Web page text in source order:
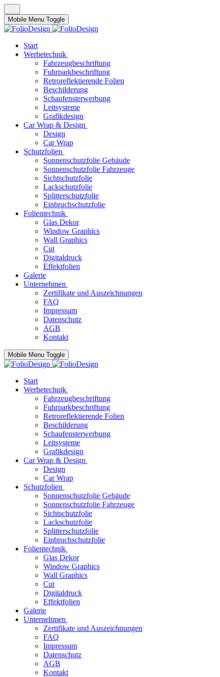
Mobile Menu Toggle
Start
Werbetechnik
Fahrzeugbeschriftung
Fuhrparkbeschriftung
Retroreflektierende Folien
Beschilderung
Schaufensterwerbung
Leitsysteme
Grafikdesign
Car Wrap & Design
Design
Car Wrap
Schutzfolien
Sonnenschutzfolie Gebäude
Sonnenschutzfolie Fahrzeuge
Sichtschutzfolie
Lackschutzfolie
Splitterschutzfolie
Einbruchschutzfolie
Folientechnik
Glas Dekor
Window Graphics
Wall Graphics
Cut
Digitaldruck
Effektfolien
Galerie
Unternehmen
Zertifikate und Auszeichnungen
FAQ
Impressum
Datenschutz
AGB
Kontakt
Mobile Menu Toggle
Start
Werbetechnik
Fahrzeugbeschriftung
Fuhrparkbeschriftung
Retroreflektierende Folien
Beschilderung
Schaufensterwerbung
Leitsysteme
Grafikdesign
Car Wrap & Design
Design
Car Wrap
Schutzfolien
Sonnenschutzfolie Gebäude
Sonnenschutzfolie Fahrzeuge
Sichtschutzfolie
Lackschutzfolie
Splitterschutzfolie
Einbruchschutzfolie
Folientechnik
Glas Dekor
Window Graphics
Wall Graphics
Cut
Digitaldruck
Effektfolien
Galerie
Unternehmen
Zertifikate und Auszeichnungen
FAQ
Impressum
Datenschutz
AGB
Kontakt